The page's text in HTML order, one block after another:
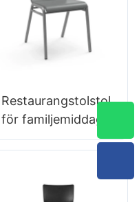
studioanvändning
Restaurangstolstol
för familjemiddag
Hotel DC034-3